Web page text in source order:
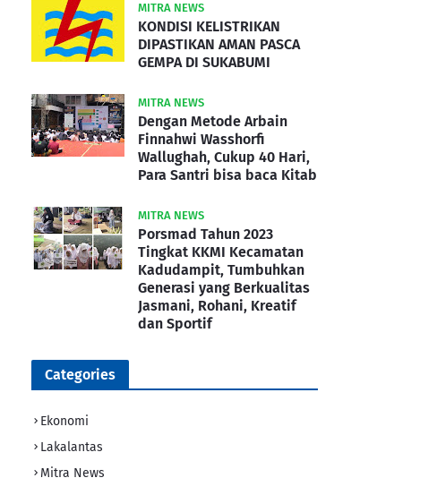
MITRA NEWS
KONDISI KELISTRIKAN
DIPASTIKAN AMAN PASCA
GEMPA DI SUKABUMI
MITRA NEWS
Dengan Metode Arbain
Finnahwi Wasshorfi
Wallughah, Cukup 40 Hari,
Para Santri bisa baca Kitab
MITRA NEWS
Porsmad Tahun 2023
Tingkat KKMI Kecamatan
Kadudampit, Tumbuhkan
Generasi yang Berkualitas
Jasmani, Rohani, Kreatif
dan Sportif
Categories
Ekonomi
Lakalantas
Mitra News